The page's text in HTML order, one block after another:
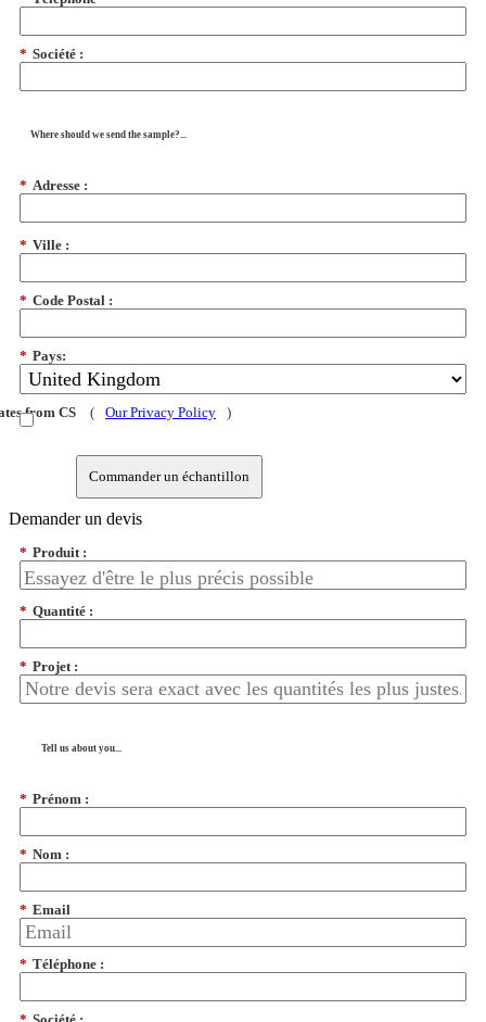
* Société :
Where should we send the sample?...
* Adresse :
* Ville :
* Code Postal :
* Pays:
from CS ( Our Privacy Policy )
Commander un échantillon
Demander un devis
* Produit :
* Quantité :
* Projet :
Tell us about you...
* Prénom :
* Nom :
* Email
* Téléphone :